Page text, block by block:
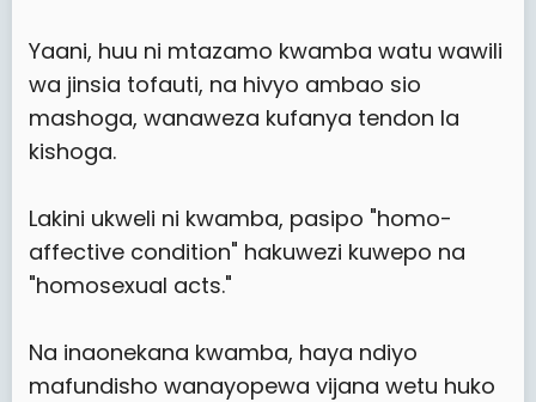
Yaani, huu ni mtazamo kwamba watu wawili
wa jinsia tofauti, na hivyo ambao sio
mashoga, wanaweza kufanya tendon la
kishoga.
Lakini ukweli ni kwamba, pasipo "homo-
affective condition" hakuwezi kuwepo na
"homosexual acts."
Na inaonekana kwamba, haya ndiyo
mafundisho wanayopewa vijana wetu huko